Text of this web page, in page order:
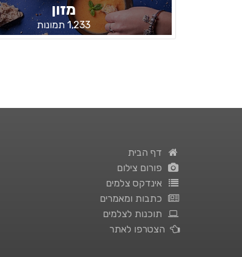
מזון
1,233 תמונות
דף הבית
פורום צילום
אינדקס צלמים
כתבות ומאמרים
תוכנות לצלמים
הצטרפו לאתר